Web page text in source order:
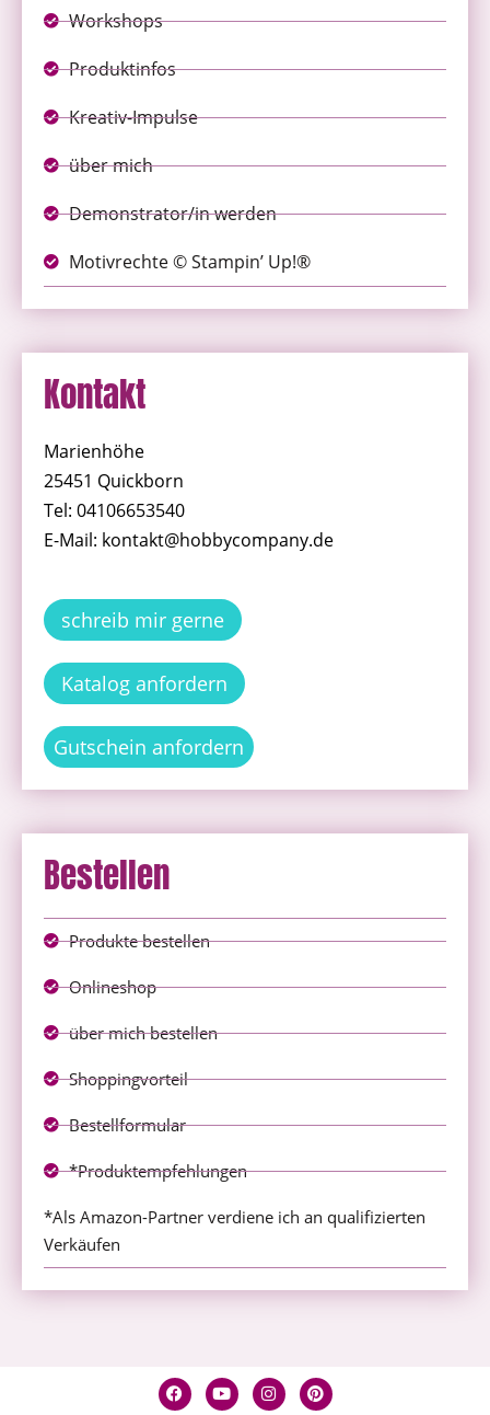
Workshops
Produktinfos
Kreativ-Impulse
über mich
Demonstrator/in werden
Motivrechte © Stampin’ Up!®
Kontakt
Marienhöhe
25451 Quickborn
Tel: 04106653540
E-Mail: kontakt@hobbycompany.de
schreib mir gerne
Katalog anfordern
Gutschein anfordern
Bestellen
Produkte bestellen
Onlineshop
über mich bestellen
Shoppingvorteil
Bestellformular
*Produktempfehlungen
*Als Amazon-Partner verdiene ich an qualifizierten
Verkäufen